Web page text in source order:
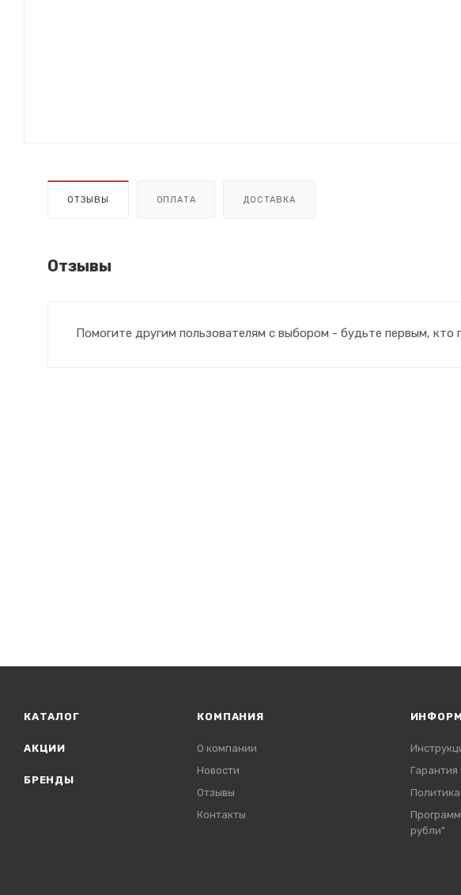
ОТЗЫВЫ ОПЛАТА ДОСТАВКА
Отзывы
Помогите другим пользователям с выбором - будьте первым,
КАТАЛОГ
АКЦИИ
БРЕНДЫ
КОМПАНИЯ
О компании
Новости
Отзывы
Контакты
Гарантия
рубли"